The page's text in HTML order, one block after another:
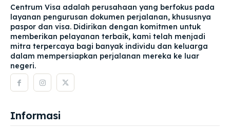
Centrum Visa adalah perusahaan yang berfokus pada
layanan pengurusan dokumen perjalanan, khususnya
paspor dan visa. Didirikan dengan komitmen untuk
memberikan pelayanan terbaik, kami telah menjadi
mitra terpercaya bagi banyak individu dan keluarga
dalam mempersiapkan perjalanan mereka ke luar
negeri.
Informasi